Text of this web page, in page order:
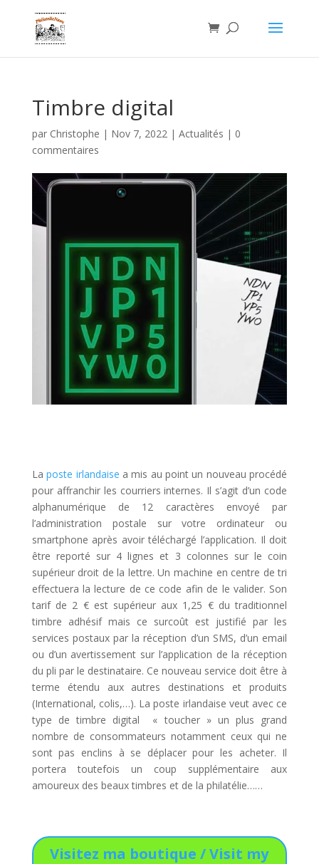
Timbre digital
par Christophe | Nov 7, 2022| Actualités | 0
commentaires
Laposte irlandaise a mis au point un nouveau procédé
pour affranchir les courriers internes. Il s’agit d’un code
alphanumérique de 12 caractères envoyé par
l’administration postale sur votre ordinateur ou
smartphone après avoir téléchargé l’application. Il doit
être reporté sur 4 lignes et 3 colonnes sur le coin
supérieur droit de la lettre. Un machine en centre de tri
effectuera la lecture de ce code afin de le valider. Son
tarif de 2 € est supérieur aux 1,25 € du traditionnel
timbre adhésif mais ce surcoût est justifié par les
services postaux par la réception d’un SMS, d’un email
ou d’un avertissement sur l’application de la réception
du pli par le destinataire. Ce nouveau service doit être à
terme étendu aux autres destinations et produits
(International, colis,…). La poste irlandaise veut avec ce
type de timbre digital « toucher » un plus grand
nombre de consommateurs notamment ceux qui ne
sont pas enclins à se déplacer pour les acheter. Il
portera toutefois un coup supplémentaire aux
amoureux des beaux timbres et de la philatélie……
Visitez ma boutique / Visit my